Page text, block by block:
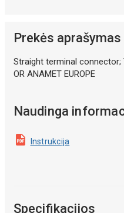
Prekės aprašymas
Straight terminal connector;
OR ANAMET EUROPE
Naudinga
Instrukcija
Specifikacijos